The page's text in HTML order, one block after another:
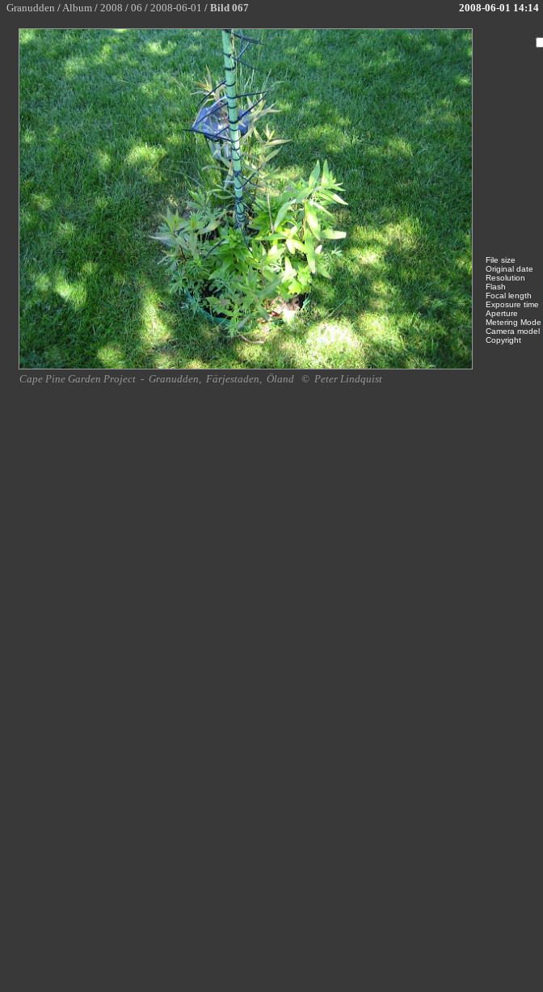
Granudden /Album / 2008 / 06 / 2008-06-01 / Bild 067 2008-06-01 14:14
File size
Original date
Resolution
Flash
Focal length
Exposure time
Aperture
Metering Mode
Camera model
Copyright
Cape Pine Garden Project - Granudden, Färjestaden, Öland © Peter Lindquist